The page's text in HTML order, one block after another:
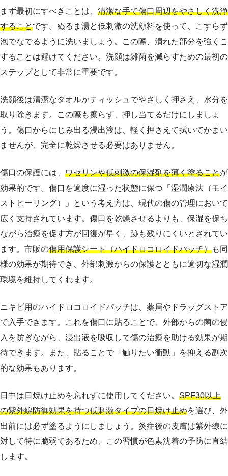
まず最初にすべきことは、 清潔な手で傷口周辺をやさしく洗浄
することです。ぬるま湯と低刺激の洗顔料を使って、こすらず
泡でなでるように洗いましょう。この際、潰れた部分を強くこ
することは避けてください。洗顔は雑菌を減らすための最初の
ステップとして非常に重要です。
洗顔後は清潔なタオルかティッシュでやさしく押さえ、水分を
取り除きます。この際も擦らず、押し当てるだけにしましょ
う。傷口からにじみ出る浸出液は、軽く押さえて拭いてかまい
ませんが、完全に乾燥させる必要はありません。
傷口の保護には、 ワセリンや低刺激の保湿剤を薄く塗ることが
効果的です。傷口を適度に湿った状態に保つ「湿潤療法（モイ
ストヒーリング）」という考え方は、現代の傷の管理において
広く支持されています。傷口を乾燥させるよりも、保湿を保ち
ながら治癒を促す方が回復が早く、跡も残りにくいとされてい
ます。市販の傷用保護シート（ハイドロコロイドパッチ）も同
様の効果が期待でき、外部刺激からの保護とともに適切な湿潤
環境を維持してくれます。
ニキビ用のハイドロコロイドパッチは、薬局やドラッグストア
で入手できます。これを傷口に貼ることで、外部からの菌の侵
入を防ぎながら、浸出液を吸収して傷の治癒を助ける効果が期
待できます。また、貼ることで「触りたい衝動」を抑える副次
的な効果もあります。
日中は日焼け止めを忘れずに使用してください。 SPF30以上
の紫外線防御効果を持つ低刺激タイプの日焼け止めを選び、外
出前には必ず塗るようにしましょう。炎症後の皮膚は紫外線に
対して特に脆弱であるため、この習慣が色素沈着の予防に直結
します。